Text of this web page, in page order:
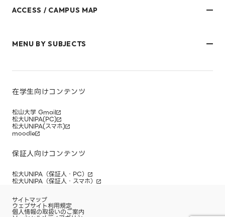
ACCESS / CAMPUS MAP
御幸キャンパス(運動施設)
キャンパスマップ
MENU BY SUBJECTS
在学生・保護者のみなさま
研究者・企業のみなさま
在学生向けコンテンツ
松山大学 Gmail
松大UNIPA(PC)
松大UNIPA(スマホ)
moodle
保証人向けコンテンツ
松大UNIPA（保証人・PC）
松大UNIPA（保証人・スマホ）
サイトマップ
ウェブサイト利用規定
個人情報の取扱いのご案内